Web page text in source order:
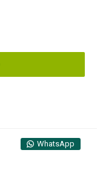
WhatsApp